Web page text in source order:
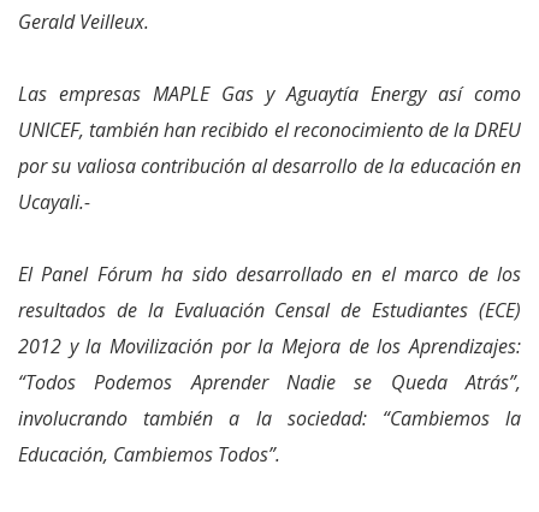
Gerald Veilleux.
Las empresas MAPLE Gas y Aguaytía Energy así como
UNICEF, también han recibido el reconocimiento de la DREU
por su valiosa contribución al desarrollo de la educación en
Ucayali.-
El Panel Fórum ha sido desarrollado en el marco de los
resultados de la Evaluación Censal de Estudiantes (ECE)
2012 y la Movilización por la Mejora de los Aprendizajes:
“Todos Podemos Aprender Nadie se Queda Atrás”,
involucrando también a la sociedad: “Cambiemos la
Educación, Cambiemos Todos”.